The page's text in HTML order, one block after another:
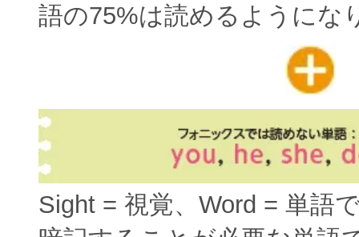
語の75%は読めるようにな
Sight = 視覚、Word = 単語